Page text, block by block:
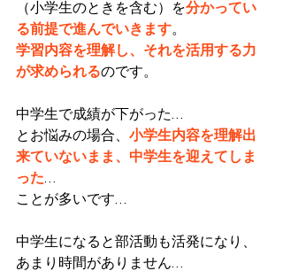
（小学生のときを含む）を分かってい
る前提で進んでいきます。
学習内容を理解し、それを活用する力
が求められるのです。
中学生で成績が下がった…
とお悩みの場合、 小学生内容を理解出
来ていないまま、中学生を迎えてしま
った
ことが多いです…
中学生になると部活動も活発になり、
あまり時間がありません…